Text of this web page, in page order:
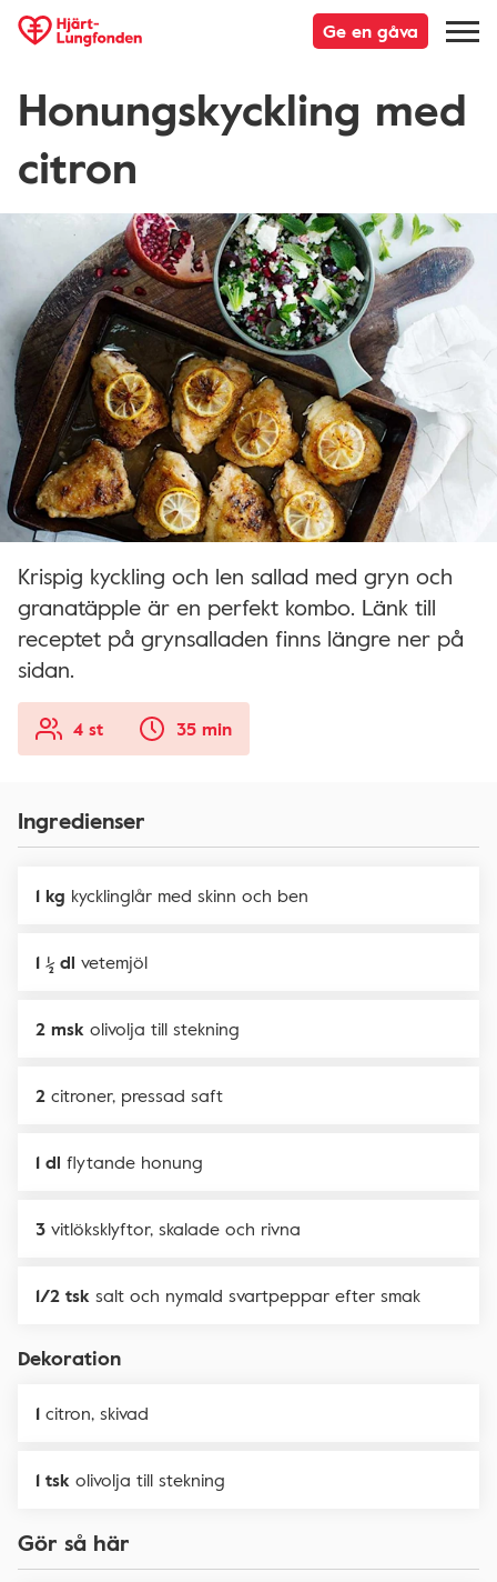
Ge en gåva
Honungskyckling med
citron
Krispig kyckling och len sallad med gryn och
granatäpple är en perfekt kombo. Länk till
receptet på grynsalladen finns längre ner på
sidan.
4 st 35 min
Ingredienser
1 kg kycklinglår med skinn och ben
1 ½ dl vetemjöl
2 msk olivolja till stekning
2 citroner, pressad saft
1 dl flytande honung
3 vitlöksklyftor, skalade och rivna
1/2 tsk salt och nymald svartpeppar efter smak
Dekoration
1 citron, skivad
1 tsk olivolja till stekning
Gör så här